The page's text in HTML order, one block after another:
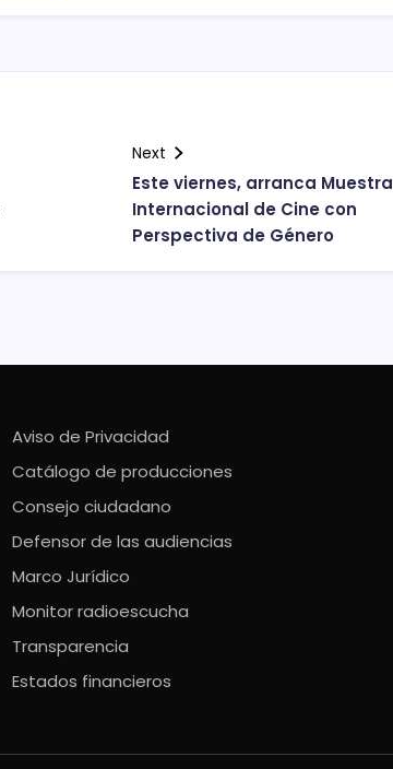
Next
Este viernes, arranca Muestra
Internacional de Cine con
Perspectiva de Género
Aviso de Privacidad
Catálogo de producciones
Consejo ciudadano
Defensor de las audiencias
Marco Jurídico
Monitor radioescucha
Transparencia
Estados financieros